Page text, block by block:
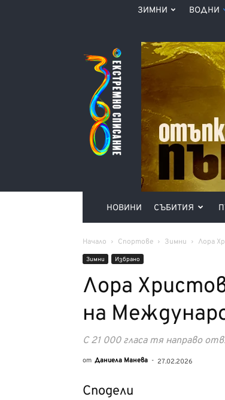
ЗИМНИ ВОДНИ
Списание
360°
НОВИНИ СЪБИТИЯ
Начало Спортове Зимни Лора
Зимни Избрано
Лора
на
С 21 000 гласа тя направо
от Даниела Манева - 27.02.2026
Сподели